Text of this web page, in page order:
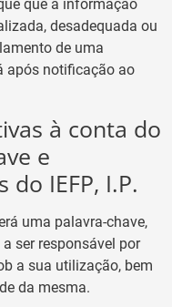
que a informação
desadequada ou
de uma
após notificação ao
à conta do
e
IEFP, I.P.
uma palavra-chave,
ser responsável por
a sua utilização, bem
da mesma.